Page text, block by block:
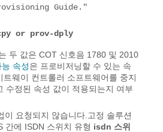
or prov-dply
두 값은 COT 신호음 1780 및 2010
속성은 프로비저닝할 수 있는 속
웨이 컨트롤러 소프트웨어를 중지
수정된 속성 값이 적용되는지 여부
이 요청되지 않습니다.고정 솔루션
간에 ISDN 스위치 유형 isdn 스위